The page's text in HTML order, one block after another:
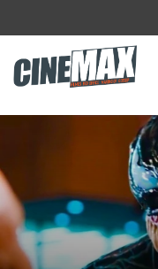
Saltar para o conteúdo